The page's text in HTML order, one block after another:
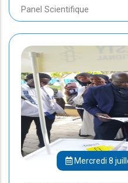
Panel Scientifique
Mercredi 8